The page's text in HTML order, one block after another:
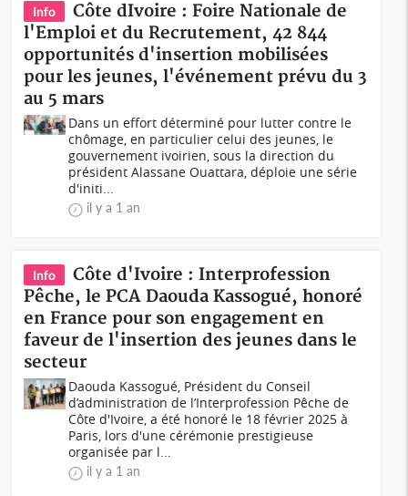
Info
Côte dIvoire : Foire Nationale de
l'Emploi et du Recrutement, 42 844
opportunités d'insertion mobilisées
pour les jeunes, l'événement prévu du 3
au 5 mars
Dans un effort déterminé pour lutter contre le
chômage, en particulier celui des jeunes, le
gouvernement ivoirien, sous la direction du
président Alassane Ouattara, déploie une série
d'initi...
il y a 1 an
Info
Côte d'Ivoire : Interprofession
Pêche, le PCA Daouda Kassogué, honoré
en France pour son engagement en
faveur de l'insertion des jeunes dans le
secteur
Daouda Kassogué, Président du Conseil
d’administration de l’Interprofession Pêche de
Côte d'Ivoire, a été honoré le 18 février 2025 à
Paris, lors d'une cérémonie prestigieuse
organisée par l...
il y a 1 an